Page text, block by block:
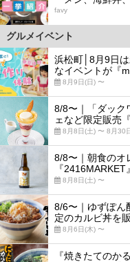
favy
グルメイベント
浜松町│8月9日
なイベントが『
8月9日(日) 〜
8/8〜｜「ダック
ェなど限定販売
8月8日(土) 〜 8月30
8/8〜｜朝食のオ
『
8月8日(土) 〜
8/6〜｜ゆずぽん
定のカルビ丼を
8月6日(木) 〜
『焼きたてのか